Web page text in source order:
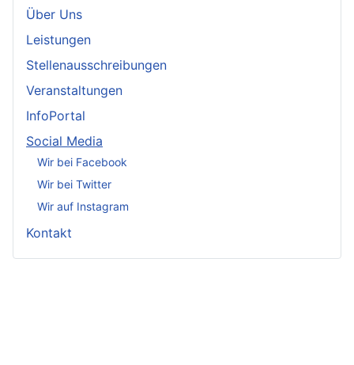
Über Uns
Leistungen
Stellenausschreibungen
Veranstaltungen
InfoPortal
Social Media
Wir bei Facebook
Wir bei Twitter
Wir auf Instagram
Kontakt